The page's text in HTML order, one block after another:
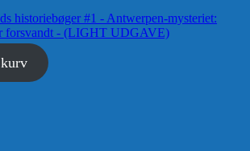
historiebøger #1 - Antwerpen-mysteriet:
forsvandt - (LIGHT UDGAVE)